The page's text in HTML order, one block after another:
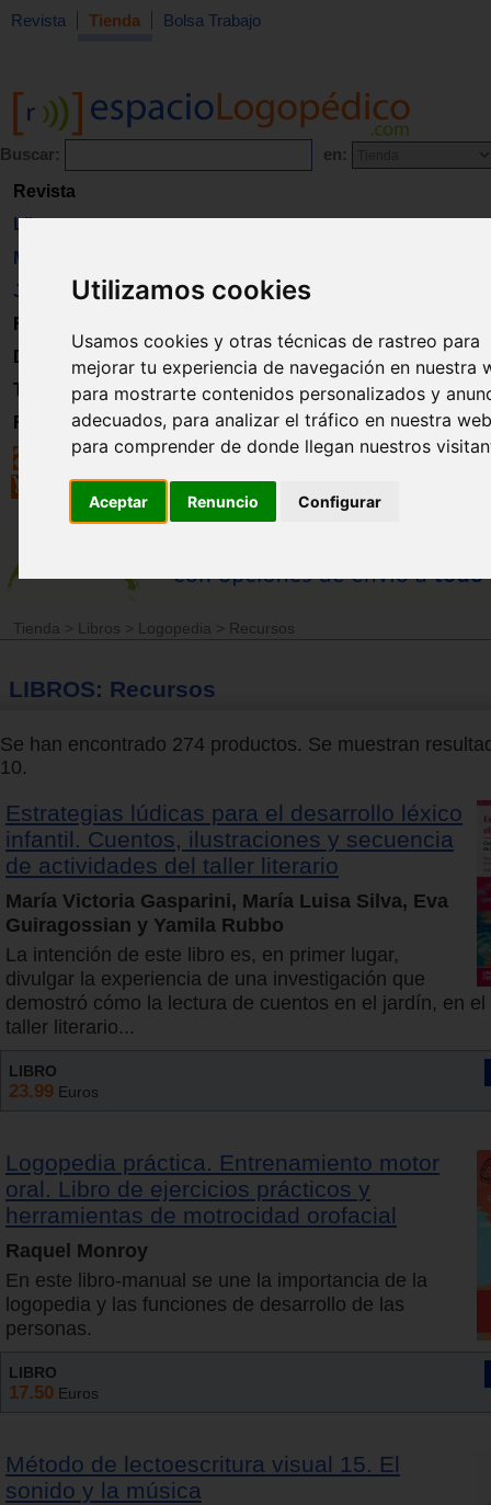
Utilizamos cookies
Usamos cookies y otras técnicas de rastreo para
mejorar tu experiencia de navegación en nuestra
para mostrarte contenidos personalizados y
adecuados, para analizar el tráfico en nuestra
para comprender de donde llegan nuestros
Aceptar Renuncio Configurar
Revista Tienda Bolsa Trabajo
Buscar: en:
Revista
Libros
Material
Juguetes
Formación
Directorio
Trabajo
Registro
Tienda > Libros > Logopedia > Recursos
LIBROS: Recursos
Se han encontrado 274 productos. Se muestran
10.
Estrategias lúdicas para el desarrollo léxico
infantil. Cuentos, ilustraciones y secuencia
de actividades del taller literario
María Victoria Gasparini, María Luisa Silva, Eva
Guiragossian y Yamila Rubbo
La intención de este libro es, en primer lugar,
divulgar la experiencia de una investigación que
demostró cómo la lectura de cuentos en el jardín, en
taller literario...
LIBRO
23.99 Euros
Logopedia práctica. Entrenamiento motor
oral. Libro de ejercicios prácticos y
herramientas de motrocidad orofacial
Raquel Monroy
En este libro-manual se une la importancia de la
logopedia y las funciones de desarrollo de las
personas.
LIBRO
17.50 Euros
Método de lectoescritura visual 15. El
sonido y la música